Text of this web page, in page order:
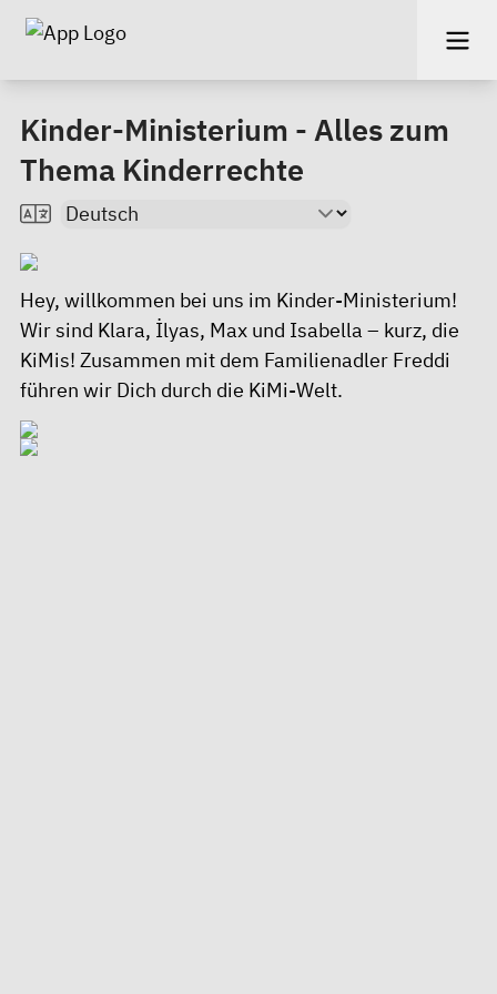
Kinder-Ministerium - Alles zum
Thema Kinderrechte
Hey, willkommen bei uns im Kinder-Ministerium!
Wir sind Klara, İlyas, Max und Isabella – kurz, die
KiMis! Zusammen mit dem Familienadler Freddi
führen wir Dich durch die KiMi-Welt.